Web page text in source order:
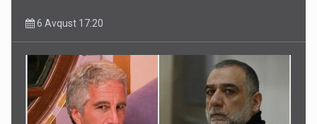
6 Avqust 17:20